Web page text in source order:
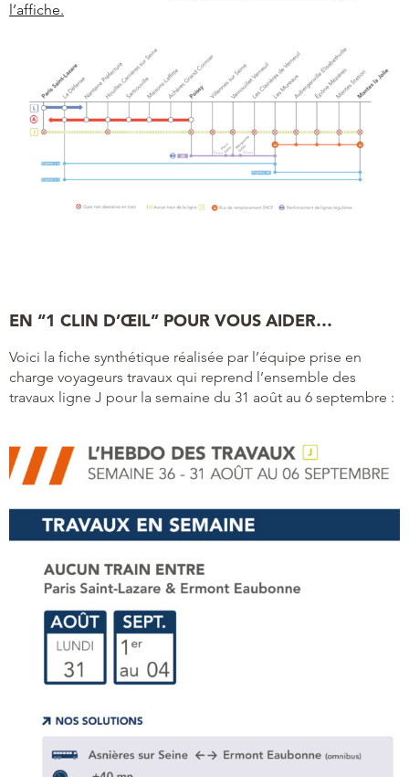
l’affiche.
EN “1 CLIN D’ŒIL” POUR VOUS AIDER…
Voici la fiche synthétique réalisée par l’équipe prise en
charge voyageurs travaux qui reprend l’ensemble des
travaux ligne J pour la semaine du 31 août au 6 septembre :